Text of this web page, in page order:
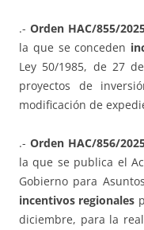
.-Orden HAC/855/
la que se conceden
Ley 50/1985, de 27
proyectos de
modificación de
.-Orden HAC/856/
la que se publica el
Gobierno para
incentivos regionales
diciembre, para la